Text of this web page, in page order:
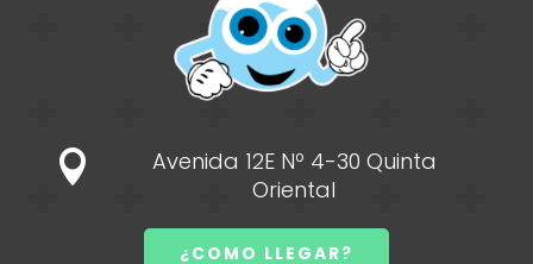

Avenida 12E Nº 4-30 Quinta
Oriental
¿COMO LLEGAR?